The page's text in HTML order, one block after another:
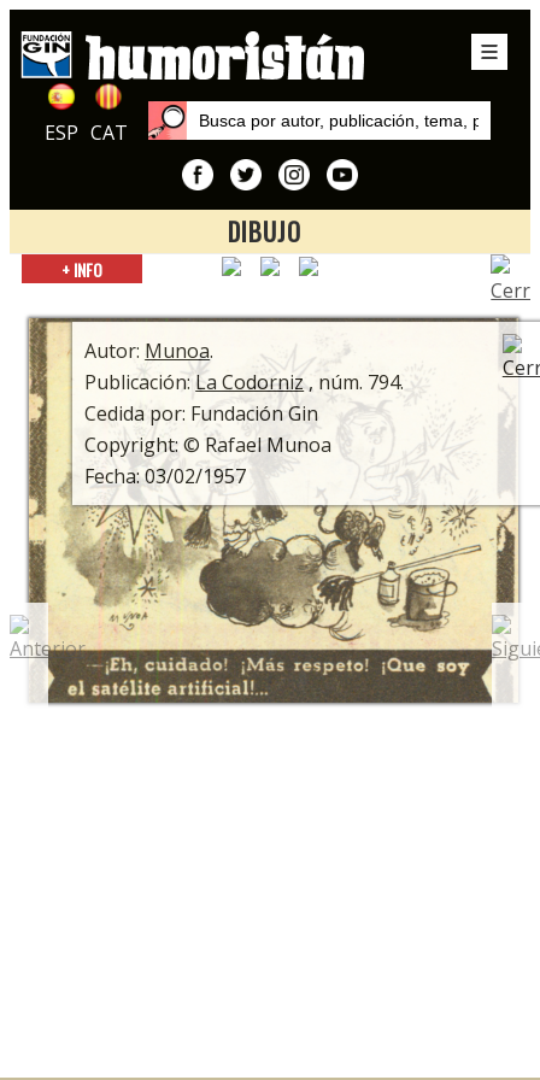
ESP CAT
DIBUJO
Inicio
Munoa
+ INFO
Autor: Munoa.
Publicación:La Codorniz, núm. 794.
Cedida por: Fundación Gin
Copyright: © Rafael Munoa
Fecha: 03/02/1957